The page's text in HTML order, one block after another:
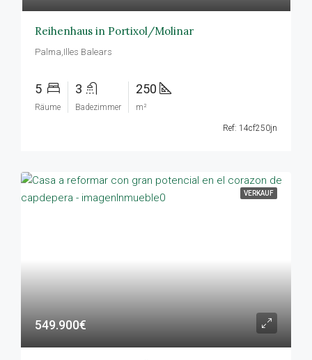
Reihenhaus in Portixol/Molinar
Palma,Illes Balears
5
Räume
3
Badezimmer
250
m²
Ref: 14cf250jn
VERKAUF
549.900€